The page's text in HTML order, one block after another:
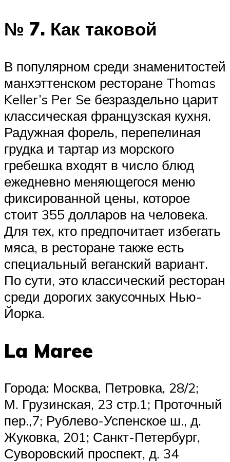
№ 7. Как таковой
В популярном среди знаменитостей
манхэттенском ресторане Thomas
Keller’s Per Se безраздельно царит
классическая французская кухня.
Радужная форель, перепелиная
грудка и тартар из морского
гребешка входят в число блюд
ежедневно меняющегося меню
фиксированной цены, которое
стоит 355 долларов на человека.
Для тех, кто предпочитает избегать
мяса, в ресторане также есть
специальный веганский вариант.
По сути, это классический ресторан
среди дорогих закусочных Нью-
Йорка.
La Maree
Города: Москва, Петровка, 28/2;
М. Грузинская, 23 стр.1; Проточный
пер.,7; Рублево-Успенское ш., д.
Жуковка, 201; Санкт-Петербург,
Суворовский проспект, д. 34